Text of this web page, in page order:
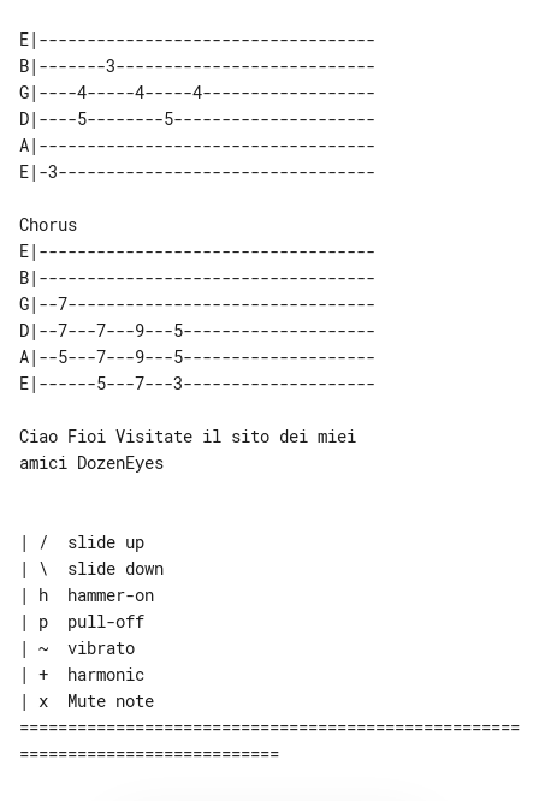
E|-----------------------------------
B|-------3---------------------------
G|----4-----4-----4------------------
D|----5--------5---------------------
A|-----------------------------------
Chorus
E|-----------------------------------
B|-----------------------------------
G|--7--------------------------------
D|--7---7---9---5--------------------
A|--5---7---9---5--------------------
Ciao Fioi Visitate il sito dei miei
amici DozenEyes
| /  slide up
| \  slide down
| h  hammer-on
| p  pull-off
| ~  vibrato
| +  harmonic
| x  Mute note
====================================================